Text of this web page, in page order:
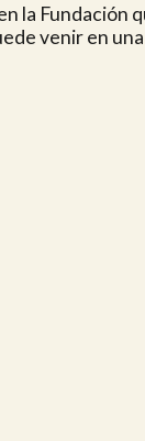
la Fundación
venir en